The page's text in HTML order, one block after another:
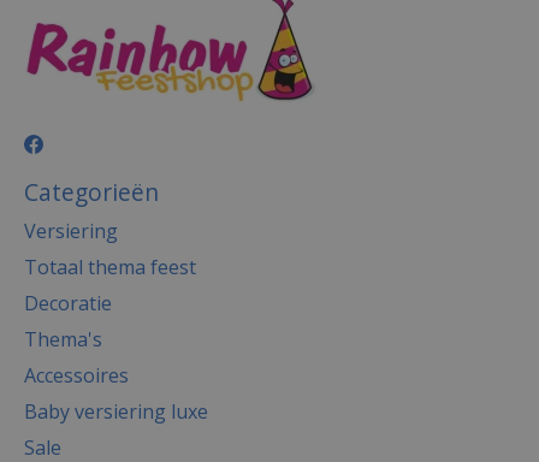
Categorieën
Versiering
Totaal thema feest
Decoratie
Thema's
Accessoires
Baby versiering luxe
Sale